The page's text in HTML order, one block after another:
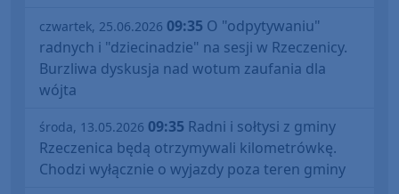
czwartek, 25.06.2026 09:35 O "odpytywaniu"
radnych i "dziecinadzie" na sesji w Rzeczenicy.
Burzliwa dyskusja nad wotum zaufania dla
wójta
środa, 13.05.2026 09:35 Radni i sołtysi z gminy
Rzeczenica będą otrzymywali kilometrówkę.
Chodzi wyłącznie o wyjazdy poza teren gminy